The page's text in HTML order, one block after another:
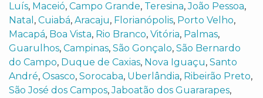
Luís, Maceió, Campo Grande, Teresina,João Pessoa,
Natal , Cuiabá, Aracaju, Florianópolis, Porto Velho,
Macapá, Boa Vista, Rio Branco, Vitória, Palmas,
Guarulhos, Campinas, São Gonçalo, São Bernardo
do Campo, Duque de Caxias, Nova Iguaçu, Santo
André, Osasco, Sorocaba, Uberlândia, Ribeirão Preto,
São José dos Campos,Jaboatão dos Guararapes,